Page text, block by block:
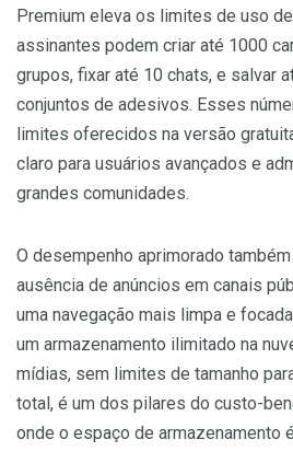
Premium eleva os limites de uso
assinantes podem criar até 1000
grupos, fixar até 10 chats, e salvar
conjuntos de adesivos. Esses
limites oferecidos na versão
claro para usuários avançados e
grandes comunidades.
O desempenho aprimorado
ausência de anúncios em canais
uma navegação mais limpa e
um armazenamento ilimitado na
mídias, sem limites de tamanho
total, é um dos pilares do custo-
onde o espaço de armazenamento